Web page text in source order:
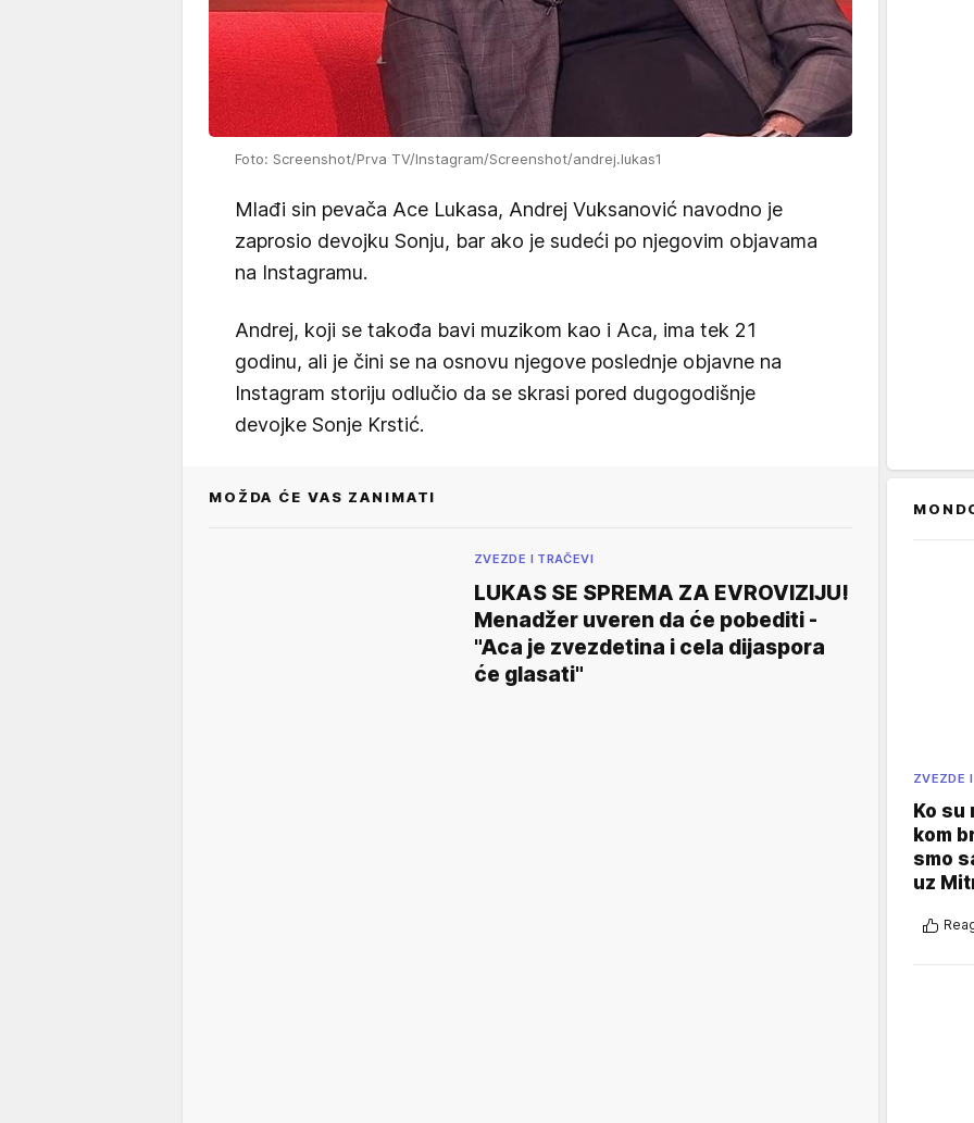
Foto: Screenshot/Prva TV/Instagram/Screenshot/andrej.lukas1
Mlađi sin pevača Ace Lukasa, Andrej Vuksanović navodno je
zaprosio devojku Sonju, bar ako je sudeći po njegovim objavama
na Instagramu.
Andrej, koji se takođa bavi muzikom kao i Aca, ima tek 21
godinu, ali je čini se na osnovu njegove poslednje objavne na
Instagram storiju odlučio da se skrasi pored dugogodišnje
devojke Sonje Krstić.
MOŽDA ĆE VAS ZANIMATI
ZVEZDE I TRAČEVI
LUKAS SE SPREMA ZA EVROVIZIJU!
Menadžer uveren da će pobediti -
"Aca je zvezdetina i cela dijaspora
će glasati"
ZVEZDE
Ko su
kom
smo
uz